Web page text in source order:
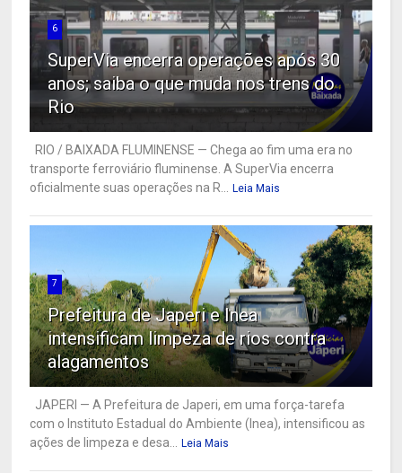
6
SuperVia encerra operações após 30
anos; saiba o que muda nos trens do
Rio
RIO / BAIXADA FLUMINENSE — Chega ao fim uma era no
transporte ferroviário fluminense. A SuperVia encerra
oficialmente suas operações na R...
Leia Mais
7
Prefeitura de Japeri e Inea
intensificam limpeza de rios contra
alagamentos
JAPERI — A Prefeitura de Japeri, em uma força-tarefa
com o Instituto Estadual do Ambiente (Inea), intensificou as
ações de limpeza e desa...
Leia Mais